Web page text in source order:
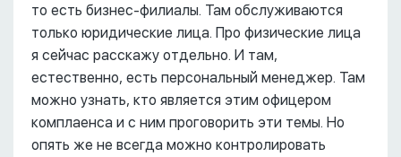
то есть бизнес-филиалы. Там обслуживаются
только юридические лица. Про физические лица
я сейчас расскажу отдельно. И там,
естественно, есть персональный менеджер. Там
можно узнать, кто является этим офицером
комплаенса и с ним проговорить эти темы. Но
опять же не всегда можно контролировать